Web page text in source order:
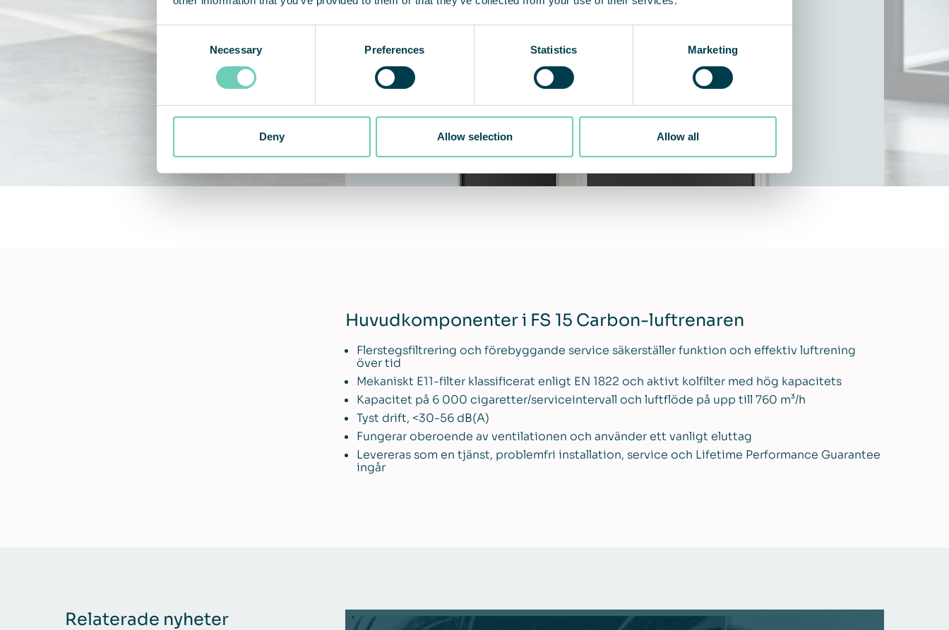
Necessary Preferences Statistics Marketing
Deny Allow selection Allow all
Huvudkomponenter i FS 15 Carbon-luftrenaren
Flerstegsfiltrering och förebyggande service säkerställer funktion och effektiv luftrening
över tid
Mekaniskt E11-filter klassificerat enligt EN 1822 och aktivt kolfilter med hög kapacitets
Kapacitet på 6 000 cigaretter/serviceintervall och luftflöde på upp till 760 m³/h
Tyst drift, <30-56 dB(A)
Fungerar oberoende av ventilationen och använder ett vanligt eluttag
Levereras som en tjänst, problemfri installation, service och Lifetime Performance Guarantee
ingår
Relaterade nyheter